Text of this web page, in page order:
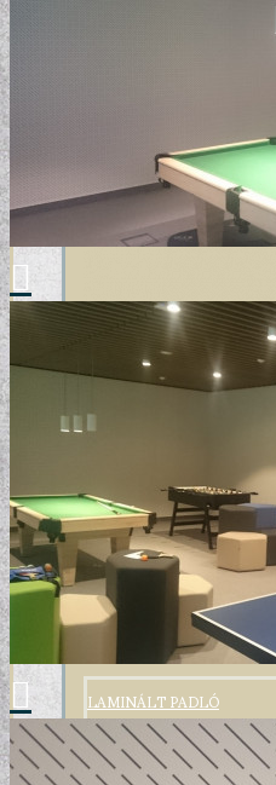
+
VINYL / LAMINÁLT
LAMINÁLT PADLÓ